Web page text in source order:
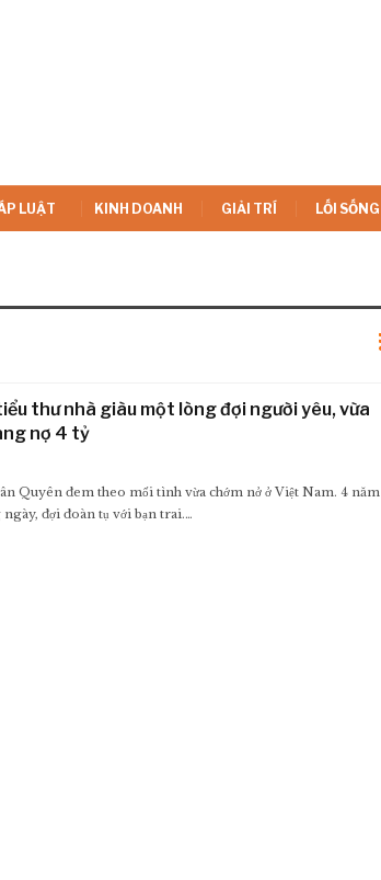
LUẬT KINH DOANH GIẢI TRÍ LỐI SỐNG
thư nhà giàu một lòng đợi người yêu, vừa
nợ 4 tỷ
Quyên đem theo mối tình vừa chớm nở ở Việt Nam. 4 năm
đợi đoàn tụ với bạn trai.…